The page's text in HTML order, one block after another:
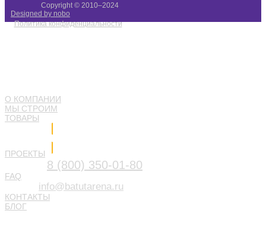
О КОМПАНИИ
МЫ СТРОИМ
ТОВАРЫ
ПРОЕКТЫ
8 (800) 350-01-80
FAQ
info@batutarena.ru
КОНТАКТЫ
БЛОГ
Copyright © 2010–2024
Designed by nobo
Политика конфиденциальности